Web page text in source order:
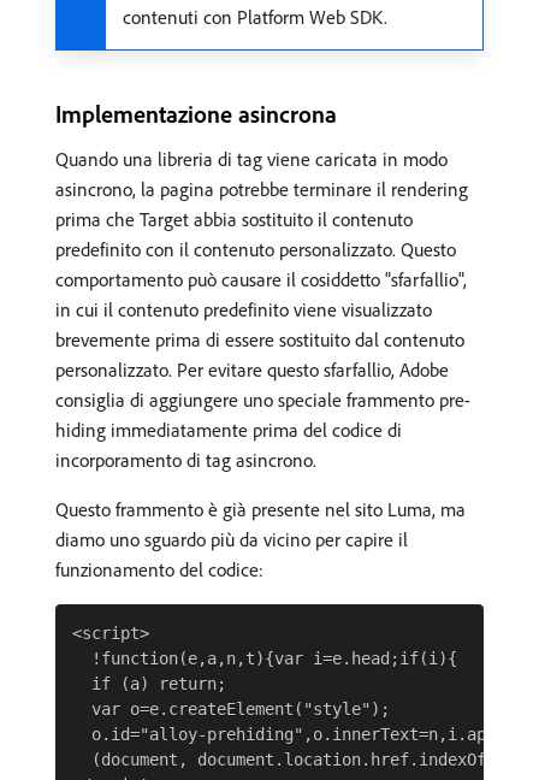
contenuti con Platform Web SDK.
Implementazione asincrona
Quando una libreria di tag viene caricata in modo
asincrono, la pagina potrebbe terminare il rendering
prima che Target abbia sostituito il contenuto
predefinito con il contenuto personalizzato. Questo
comportamento può causare il cosiddetto "sfarfallio",
in cui il contenuto predefinito viene visualizzato
brevemente prima di essere sostituito dal contenuto
personalizzato. Per evitare questo sfarfallio, Adobe
consiglia di aggiungere uno speciale frammento pre-
hiding immediatamente prima del codice di
incorporamento di tag asincrono.
Questo frammento è già presente nel sito Luma, ma
diamo uno sguardo più da vicino per capire il
funzionamento del codice:
<script>
  !function(e,a,n,t){var i=e.head;if(i){
  if (a) return;
  var o=e.createElement("style");
o.id="alloy-
(document,